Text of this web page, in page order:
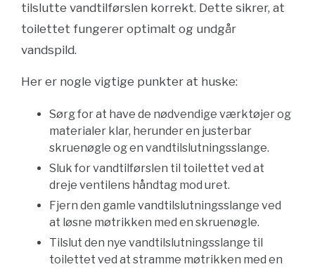
tilslutte vandtilførslen korrekt. Dette sikrer, at
toilettet fungerer optimalt og undgår
vandspild.
Her er nogle vigtige punkter at huske:
Sørg for at have de nødvendige værktøjer og
materialer klar, herunder en justerbar
skruenøgle og en vandtilslutningsslange.
Sluk for vandtilførslen til toilettet ved at
dreje ventilens håndtag mod uret.
Fjern den gamle vandtilslutningsslange ved
at løsne møtrikken med en skruenøgle.
Tilslut den nye vandtilslutningsslange til
toilettet ved at stramme møtrikken med en